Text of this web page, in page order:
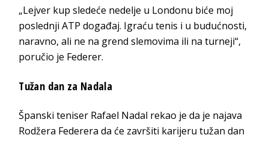
„Lejver kup sledeće nedelje u Londonu biće moj
poslednji ATP događaj. Igraću tenis i u budućnosti,
naravno, ali ne na grend slemovima ili na turneji“,
poručio je Federer.
Tužan dan za Nadala
Španski teniser Rafael Nadal rekao je da je najava
Rodžera Federera da će završiti karijeru tužan dan